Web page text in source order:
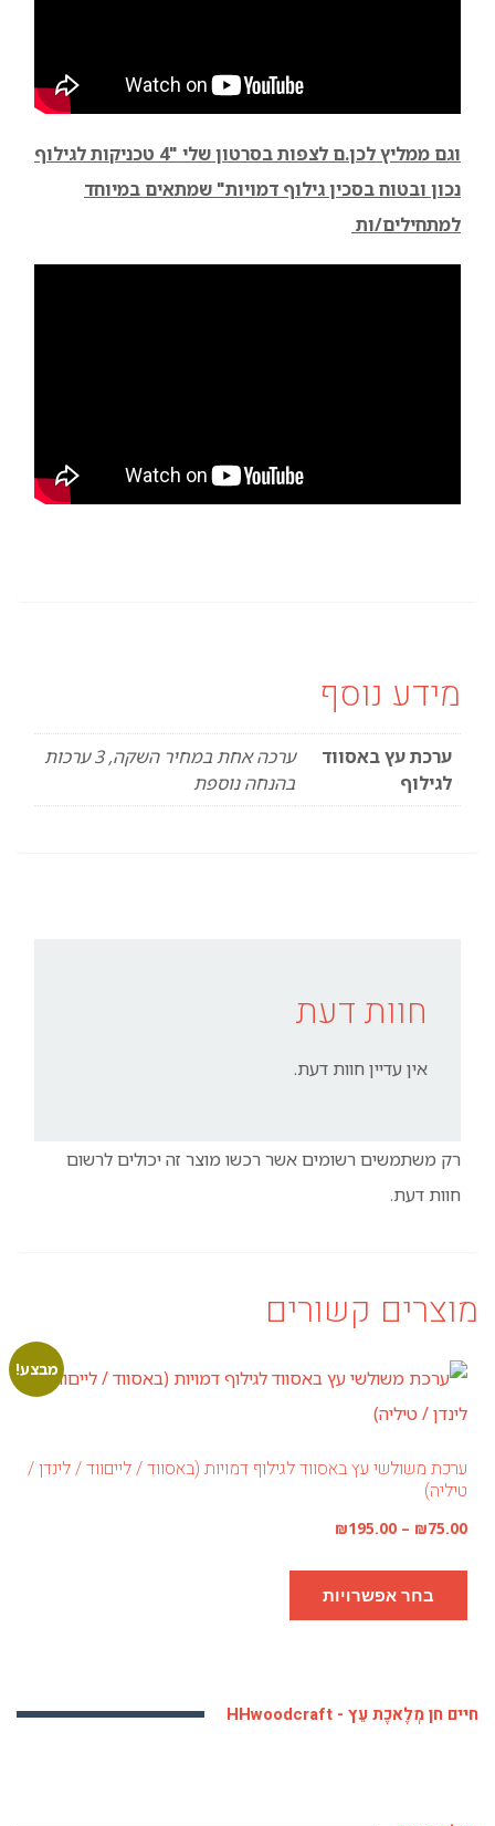
וגם ממליץ לכן.ם לצפות בסרטון שלי "4 טכניקות לגילוף
נכון ובטוח בסכין גילוף דמויות" שמתאים במיוחד
למתחילים/ות
מידע נוסף
ערכת עץ באסווד
לגילוף
ערכה אחת במחיר השקה, 3 ערכות
בהנחה נוספת
חוות דעת
אין עדיין חוות דעת.
רק משתמשים רשומים אשר רכשו מוצר זה יכולים לרשום
חוות דעת.
מוצרים קשורים
מבצע!
ערכת משולשי עץ באסווד לגילוף דמויות (באסווד / לייםווד / לינדן /
טיליה)
₪75.00
–
₪195.00 טווח
בחר אפשרויות
למוצר
סוגים.
חיים חן מְלֶאכֶת עֵץ - HHwoodcraft